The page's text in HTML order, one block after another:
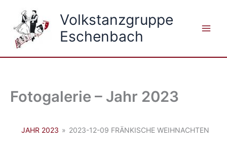
springen
Volkstanzgruppe
Eschenbach
Fotogalerie – Jahr 2023
JAHR 2023 » 2023-12-09 FRÄNKISCHE WEIHNACHTEN